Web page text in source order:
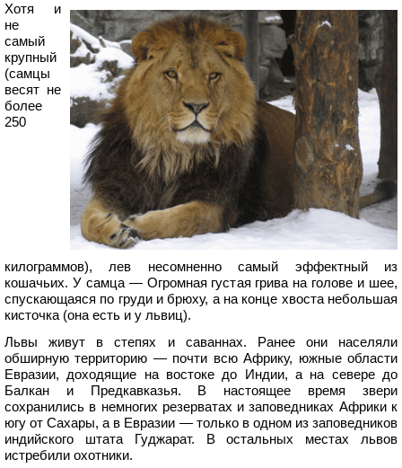
Хотя и
не
самый
крупный
(самцы
весят не
более
250
килограммов), лев несомненно самый эффектный из
кошачьих. У самца — Огромная густая грива на голове и шее,
спускающаяся по груди и брюху, а на конце хвоста небольшая
кисточка (она есть и у львиц).
Львы живут в степях и саваннах. Ранее они населяли
обширную территорию — почти всю Африку, южные области
Евразии, доходящие на востоке до Индии, а на севере до
Балкан и Предкавказья. В настоящее время звери
сохранились в немногих резерватах и заповедниках Африки к
югу от Сахары, а в Евразии — только в одном из заповедников
индийского штата Гуджарат. В остальных местах львов
истребили охотники.